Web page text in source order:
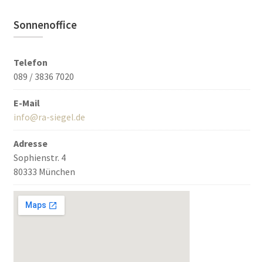
Sonnenoffice
Telefon
089 / 3836 7020
E-Mail
info@ra-siegel.de
Adresse
Sophienstr. 4
80333 München